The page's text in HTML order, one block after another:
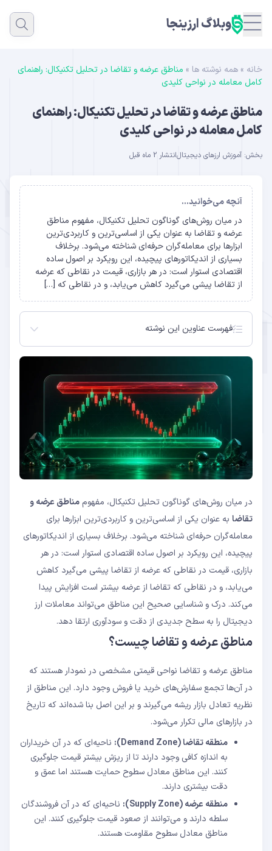
وبلاگ ارزینجا
خانه » همه نوشته ها » مناطق عرضه و تقاضا در تحلیل تکنیکال: راهنمای
کامل معامله در نواحی کلیدی
مناطق عرضه و تقاضا در تحلیل تکنیکال: راهنمای
کامل معامله در نواحی کلیدی
بخش: آموزش ارزهای دیجیتالانتشار 2 ماه قبل
آنچه می‌خوانید...
در میان روش‌های گوناگون تحلیل تکنیکال، مفهوم مناطق
عرضه و تقاضا به عنوان یکی از اساسی‌ترین و کاربردی‌ترین
ابزارها برای معامله‌گران حرفه‌ای شناخته می‌شود. برخلاف
بسیاری از اندیکاتورهای پیچیده، این رویکرد بر اصول ساده
اقتصادی استوار است: در هر بازاری، قیمت در نقاطی که عرضه
از تقاضا پیشی می‌گیرد کاهش می‌یابد، و در نقاطی که […]
فهرست عناوین این نوشته
استراتژی معامله در مناطق عرضه و تقاضا
تفاوت مناطق عرضه و تقاضا با حمایت و مقاومت
ترکیب با سایر ابزارهای تحلیل تکنیکال
اشتباهات رایج در معامله با مناطق عرضه و تقاضا
نتیجه‌گیری
سوالات متداول
الگوهای تشکیل منطقه تقاضا
نشانه‌های یک منطقه معتبر
رویکرد معامله در منطقه تقاضا
چه زمانی یک منطقه عرضه یا تقاضا بی‌اعتبار می‌شود؟
چگونه می‌توان بهترین مناطق عرضه و تقاضا را در
نمودار شناسایی کرد؟
آیا می‌توان از مناطق عرضه و تقاضا برای معامله روزانه
(Day Trading) استفاده کرد؟
در میان روش‌های گوناگون تحلیل تکنیکال، مفهوم مناطق عرضه و
تقاضا به عنوان یکی از اساسی‌ترین و کاربردی‌ترین ابزارها برای
معامله‌گران حرفه‌ای شناخته می‌شود. برخلاف بسیاری از اندیکاتورهای
پیچیده، این رویکرد بر اصول ساده اقتصادی استوار است: در هر
بازاری، قیمت در نقاطی که عرضه از تقاضا پیشی می‌گیرد کاهش
می‌یابد، و در نقاطی که تقاضا از عرضه بیشتر است افزایش پیدا
می‌کند. درک و شناسایی صحیح این مناطق می‌تواند معاملات ارز
دیجیتال را به سطح جدیدی از دقت و سودآوری ارتقا دهد.
مناطق عرضه و تقاضا چیست؟
مناطق عرضه و تقاضا نواحی قیمتی مشخصی در نمودار هستند که
در آن‌ها تجمع سفارش‌های خرید یا فروش وجود دارد. این مناطق از
نظریه تعادل بازار ریشه می‌گیرند و بر این اصل بنا شده‌اند که تاریخ
در بازارهای مالی تکرار می‌شود.
منطقه تقاضا (Demand Zone):
ناحیه‌ای که در آن خریداران
به اندازه کافی وجود دارند تا از ریزش بیشتر قیمت جلوگیری
کنند. این مناطق معادل سطوح حمایت هستند اما عمق و
دقت بیشتری دارند.
منطقه عرضه (Supply Zone):
ناحیه‌ای که در آن فروشندگان
سلطه دارند و می‌توانند از صعود قیمت جلوگیری کنند. این
مناطق معادل سطوح مقاومت هستند.